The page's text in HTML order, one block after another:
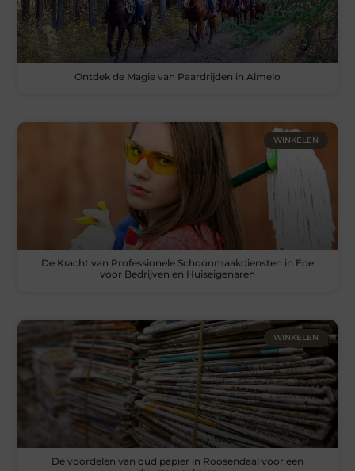
Ontdek de Magie van Paardrijden in Almelo
WINKELEN
De Kracht van Professionele Schoonmaakdiensten in Ede
voor Bedrijven en Huiseigenaren
WINKELEN
De voordelen van oud papier in Roosendaal voor een